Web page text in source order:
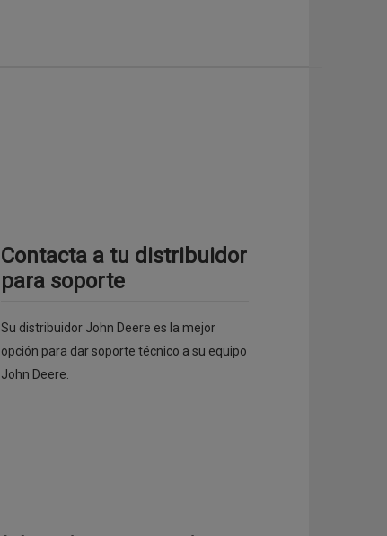
Contacta a tu distribuidor
para soporte
Su distribuidor John Deere es la mejor
opción para dar soporte técnico a su equipo
John Deere.